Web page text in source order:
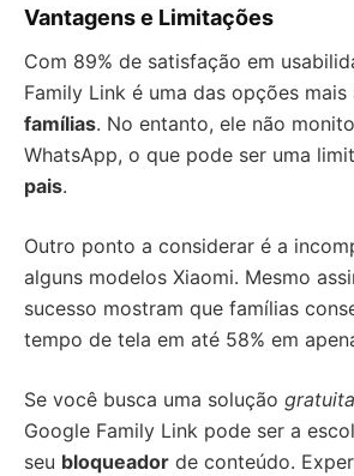
Vantagens e Limitações
Com 89% de satisfação em
Family Link é uma das opções mais
famílias. No entanto, ele não
WhatsApp, o que pode ser uma
pais.
Outro ponto a considerar é a
alguns modelos Xiaomi. Mesmo
sucesso mostram que famílias
tempo de tela em até 58% em
Se você busca uma solução gratuita
Google Family Link pode ser a
seu bloqueador de conteúdo.